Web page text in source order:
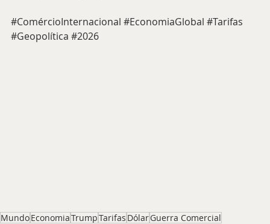
#ComércioInternacional #EconomiaGlobal #Tarifas
#Geopolítica #2026
MundoEconomiaTrumpTarifas DólarGuerra Comercial